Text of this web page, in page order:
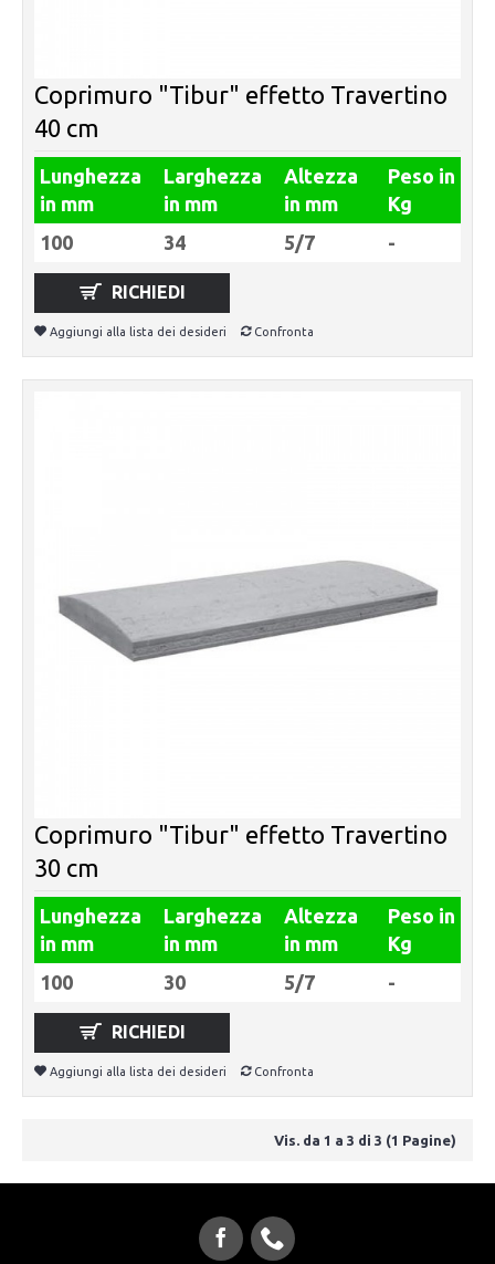
Coprimuro "Tibur" effetto Travertino
40 cm
Lunghezza
in mm
Larghezza
in mm
Altezza
in mm
Peso in
Kg
100
34 5/7 -
RICHIEDI
Aggiungi alla lista dei desideri Confronta
Coprimuro "Tibur" effetto Travertino
30 cm
Lunghezza
in mm
Larghezza
in mm
Altezza
in mm
Peso in
Kg
100
30 5/7 -
RICHIEDI
Aggiungi alla lista dei desideri Confronta
Vis. da 1 a 3 di 3 (1 Pagine)